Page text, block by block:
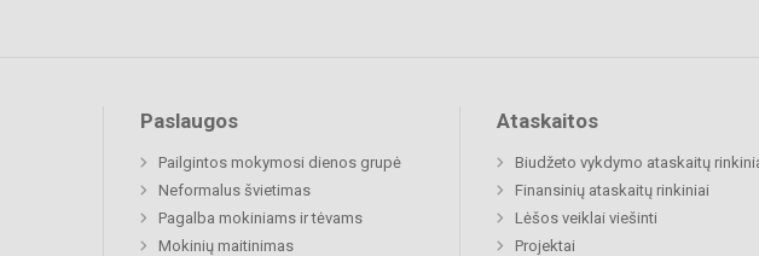
Paslaugos
Pailgintos mokymosi dienos grupė
Neformalus švietimas
Pagalba mokiniams ir tėvams
Mokinių maitinimas
Ataskaitos
Biudžeto vykdymo ataskaitų
Finansinių ataskaitų rinkiniai
Lėšos veiklai viešinti
Projektai